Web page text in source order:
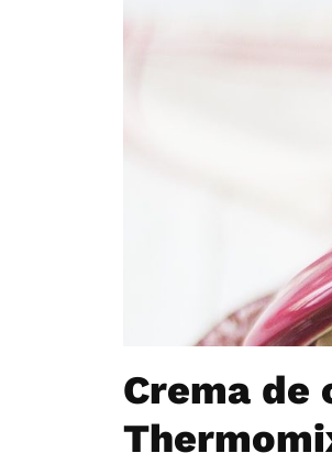
Crema de